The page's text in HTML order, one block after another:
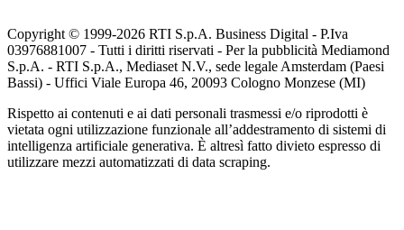
Copyright © 1999-2026 RTI S.p.A. Business Digital - P.Iva
03976881007 - Tutti i diritti riservati - Per la pubblicità Mediamond
S.p.A. - RTI S.p.A., Mediaset N.V., sede legale Amsterdam (Paesi
Bassi) - Uffici Viale Europa 46, 20093 Cologno Monzese (MI)
Rispetto ai contenuti e ai dati personali trasmessi e/o riprodotti è
vietata ogni utilizzazione funzionale all’addestramento di sistemi di
intelligenza artificiale generativa. È altresì fatto divieto espresso di
utilizzare mezzi automatizzati di data scraping.